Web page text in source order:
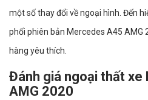
một số thay đổi về ngoại hình. Đến
phối phiên bản Mercedes A45 AMG
hàng yêu thích.
Đánh giá ngoại thất xe
AMG 2020